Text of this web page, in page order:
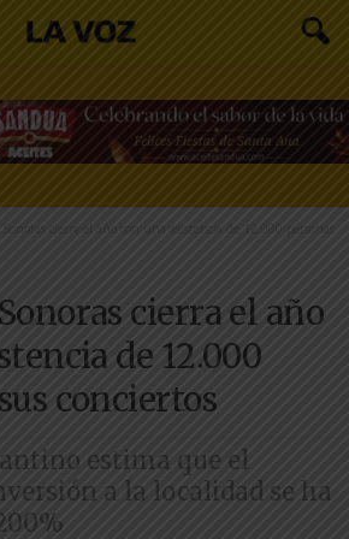
Sonoras cierra el año con una asistencia de 12.000 personas
cierra el año
de 12.000
conciertos
estima que el
a la localidad se ha